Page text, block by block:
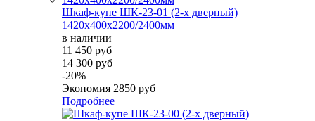
Шкаф-купе ШК-23-01 (2-х дверный)
1420х400х2200/2400мм
в наличии
11 450 руб
14 300 руб
-20%
Экономия 2850 руб
Подробнее